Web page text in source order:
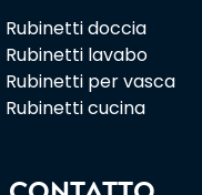
Rubinetti doccia
Rubinetti lavabo
Rubinetti per vasca
Rubinetti cucina